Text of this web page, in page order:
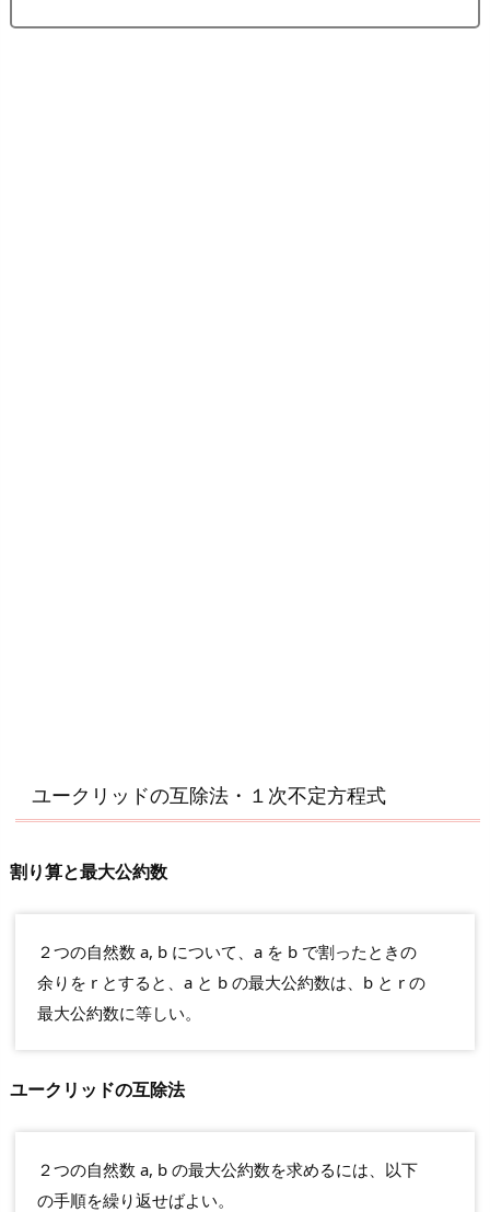
ユークリッドの互除法・１次不定方程式
割り算と最大公約数
２つの自然数 a, b について、a を b で割ったときの
余りを r とすると、a と b の最大公約数は、b と r の
最大公約数に等しい。
ユークリッドの互除法
２つの自然数 a, b の最大公約数を求めるには、以下
の手順を繰り返せばよい。